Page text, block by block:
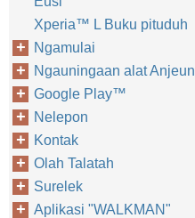
Xperia™‎ L Buku pituduh
Ngamulai
Ngauningaan alat Anjeun
Google Play™‎
Nelepon
Kontak
Olah Talatah
Surelek
Aplikasi "WALKMAN"